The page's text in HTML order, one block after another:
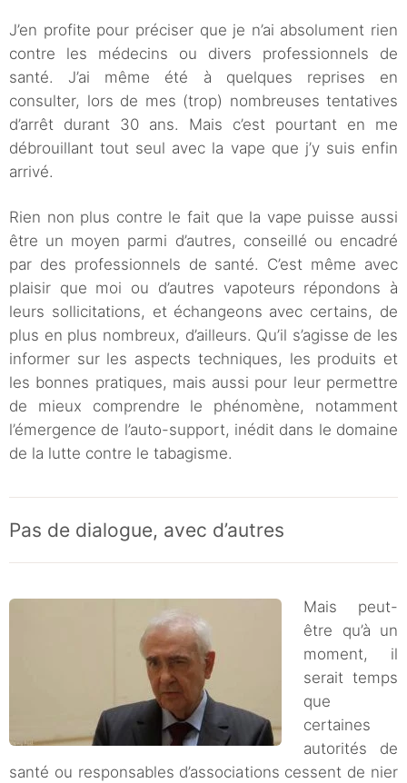
J’en profite pour préciser que je n’ai absolument rien
contre les médecins ou divers professionnels de
santé. J’ai même été à quelques reprises en
consulter, lors de mes (trop) nombreuses tentatives
d’arrêt durant 30 ans. Mais c’est pourtant en me
débrouillant tout seul avec la vape que j’y suis enfin
arrivé.
Rien non plus contre le fait que la vape puisse aussi
être un moyen parmi d’autres, conseillé ou encadré
par des professionnels de santé. C’est même avec
plaisir que moi ou d’autres vapoteurs répondons à
leurs sollicitations, et échangeons avec certains, de
plus en plus nombreux, d’ailleurs. Qu’il s’agisse de les
informer sur les aspects techniques, les produits et
les bonnes pratiques, mais aussi pour leur permettre
de mieux comprendre le phénomène, notamment
l’émergence de l’auto-support, inédit dans le domaine
de la lutte contre le tabagisme.
Pas de dialogue, avec d’autres
Mais peut-
être qu’à un
moment, il
serait temps
que
certaines
autorités de
santé ou responsables d’associations cessent de nier